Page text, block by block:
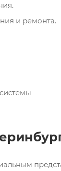
и ремонта.